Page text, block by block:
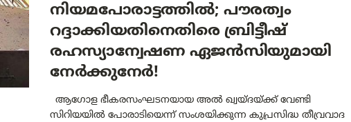
നിയമപോരാട്ടത്തിൽ; പൗരത്വം
റദ്ദാക്കിയതിനെതിരെ ബ്രിട്ടീഷ്
രഹസ്യാന്വേഷണ ഏജൻസിയുമായി
നേർക്കുനേർ!
ആഗോള ഭീകരസംഘടനയായ അൽ ഖ്വയ്ദയ്ക്ക് വേണ്ടി
സിറിയയിൽ പോരാടിയെന്ന് സംശയിക്കുന്ന കുപ്രസിദ്ധ തീവ്രവാദ